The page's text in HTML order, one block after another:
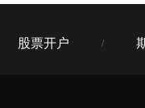
股票开户 /